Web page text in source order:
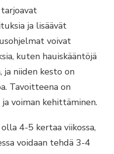
ja lisäävät
voivat
kuten hauiskääntöjä
ja niiden kesto on
Tavoitteena on
voiman kehittäminen.
4-5 kertaa viikossa,
voidaan tehdä 3-4